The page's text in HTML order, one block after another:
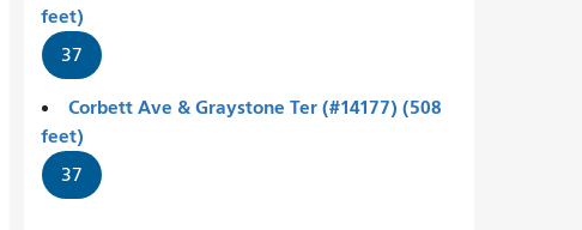
feet)
37
Corbett Ave & Graystone Ter (#14177) (508
feet)
37